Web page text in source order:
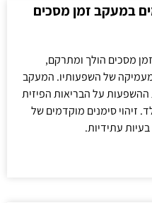
במעקב זמן מסכים
מסכים הולך ומתרקם,
של השפעותיו. המעקב
ההשפעות על הבריאות הפיזית
זיהוי סימנים מוקדמים של
עתידיות.